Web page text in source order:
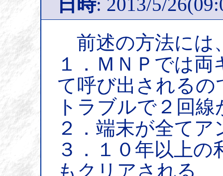
前述の方法には
１．ＭＮＰでは
て呼び出される
トラブルで２回
２．端末が全て
３．１０年以上
もクリアされる